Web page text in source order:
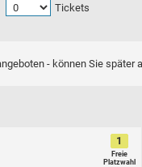
Tickets
- können Sie später
1
Freie
Platzwahl